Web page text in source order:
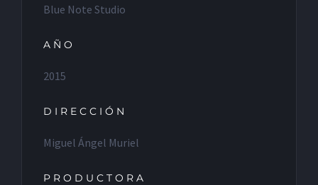
Blue Note Studio
AÑO
2015
DIRECCIÓN
Miguel Ángel Muriel
PRODUCTORA